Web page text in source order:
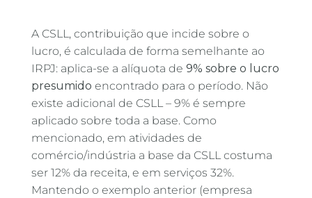
A CSLL, contribuição que incide sobre o
lucro, é calculada de forma semelhante ao
IRPJ: aplica-se a alíquota de 9% sobre o lucro
presumido encontrado para o período. Não
existe adicional de CSLL – 9% é sempre
aplicado sobre toda a base. Como
mencionado, em atividades de
comércio/indústria a base da CSLL costuma
ser 12% da receita, e em serviços 32%.
Mantendo o exemplo anterior (empresa